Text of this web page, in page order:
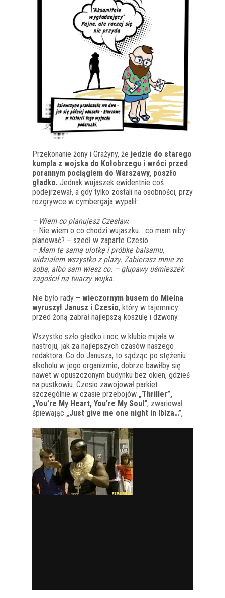
Przekonanie żony i Grażyny, że jedzie do starego
kumpla z wojska do Kołobrzegu i wróci przed
porannym pociągiem do Warszawy, poszło
gładko. Jednak wujaszek ewidentnie coś
podejrzewał, a gdy tylko zostali na osobności, przy
rozgrywce w cymbergaja wypalił:
– Wiem co planujesz Czesław.
– Nie wiem o co chodzi wujaszku… co mam niby
planować? – szedł w zaparte Czesio
– Mam tę samą ulotkę i próbkę balsamu,
widziałem wszystko z plaży. Zabierasz mnie ze
sobą, albo sam wiesz co. – głupawy uśmieszek
zagościł na twarzy wujka.
Nie było rady – wieczornym busem do Mielna
wyruszył Janusz i Czesio, który w tajemnicy
przed żoną zabrał najlepszą koszulę i dzwony.
Wszystko szło gładko i noc w klubie mijała w
nastroju, jak za najlepszych czasów naszego
redaktora. Co do Janusza, to sądząc po stężeniu
alkoholu w jego organizmie, dobrze bawiłby się
nawet w opuszczonym budynku bez okien, gdzieś
na pustkowiu. Czesio zawojował parkiet
szczególnie w czasie przebojów „Thriller”,
„You’re My Heart, You’re My Soul”, zwariował
śpiewając „Just give me one night in Ibiza…”,